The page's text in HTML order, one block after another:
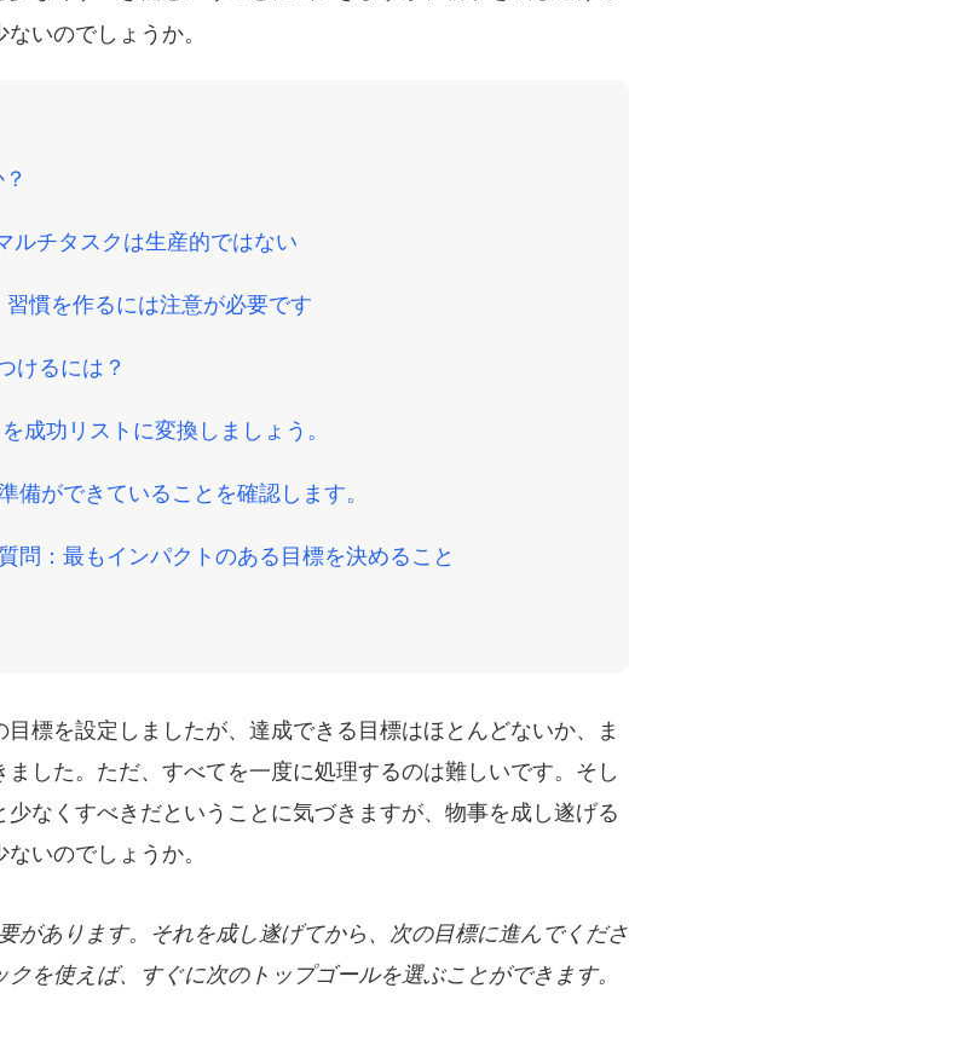
いのでしょうか。
ルチタスクは生産的ではない
慣を作るには注意が必要です
けるには？
成功リストに変換しましょう。
備ができていることを確認します。
問：最もインパクトのある目標を決めること
標を設定しましたが、達成できる目標はほとんどないか、ま
した。ただ、すべてを一度に処理するのは難しいです。そし
なくすべきだということに気づきますが、物事を成し遂げる
いのでしょうか。
があります。それを成し遂げてから、次の目標に進んでくださ
を使えば、すぐに次のトップゴールを選ぶことができます。